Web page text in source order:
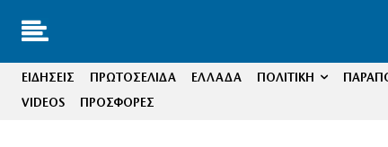
ΕΙΔΗΣΕΙΣ ΠΡΩΤΟΣΕΛΙΔΑ ΕΛΛΑΔΑ ΠΟΛΙΤΙΚΗ
VIDEOS
ΠΡΟΣΦΟΡΕΣ